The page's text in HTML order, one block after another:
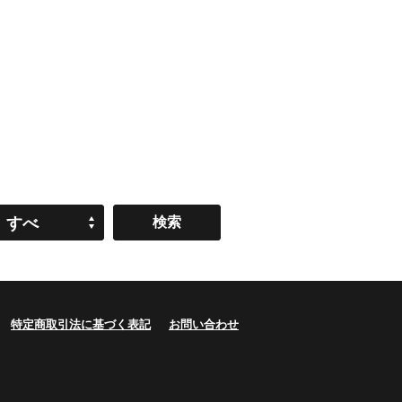
すべ
特定商取引法に基づく表記 お問い合わせ